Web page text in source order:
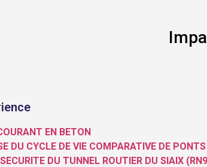
EN BETON
DU CYCLE DE VIE COMPARATIVE DE
DU TUNNEL ROUTIER DU SIAIX